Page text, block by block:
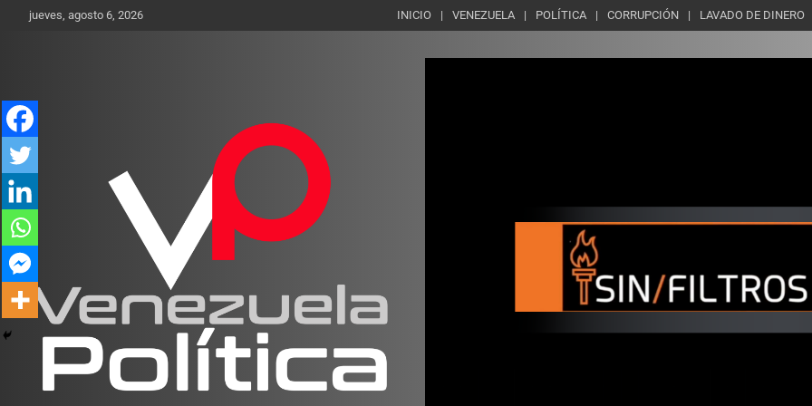
Saltarjueves, agosto 6, 2026 INICIO VENEZUELA POLÍTICA CORRUPCIÓN LAVADO DE DINERO